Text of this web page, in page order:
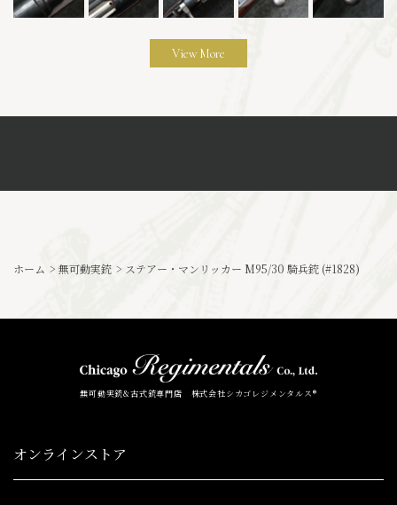
View More
ホーム > 無可動実銃 > ステアー・マンリッカー M95/30 騎兵銃 (#1828)
無可動実銃&古式銃専門店 株式会社シカゴレジメンタルス®
オンラインストア